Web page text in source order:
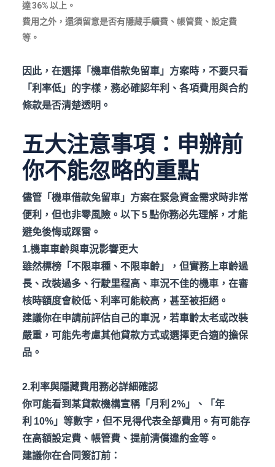
達 36%以上。
費用之外，還須留意是否有隱藏手續費、帳管費、設定費
等。
因此，在選擇「機車借款免留車」方案時，不要只看
「利率低」的字樣，務必確認年利、各項費用與合約
條款是否清楚透明。
五大注意事項：申辦前
你不能忽略的重點
儘管「機車借款免留車」方案在緊急資金需求時非常
便利，但也非零風險。以下 5點你務必先理解，才能
避免後悔或踩雷。
1.機車車齡與車況影響更大
雖然標榜「不限車種、不限車齡」，但實務上車齡過
長、改裝過多、行駛里程高、車況不佳的機車，在審
核時額度會較低、利率可能較高，甚至被拒絕。
建議你在申請前評估自己的車況，若車齡太老或改裝
嚴重，可能先考慮其他貸款方式或選擇更合適的擔保
品。
2.利率與隱藏費用務必詳細確認
你可能看到某貸款機構宣稱「月利 2% 」、「年
利 10% 」等數字，但不見得代表全部費用。有可能存
在高額設定費、帳管費、提前清償違約金等。
建議你在合同簽訂前：